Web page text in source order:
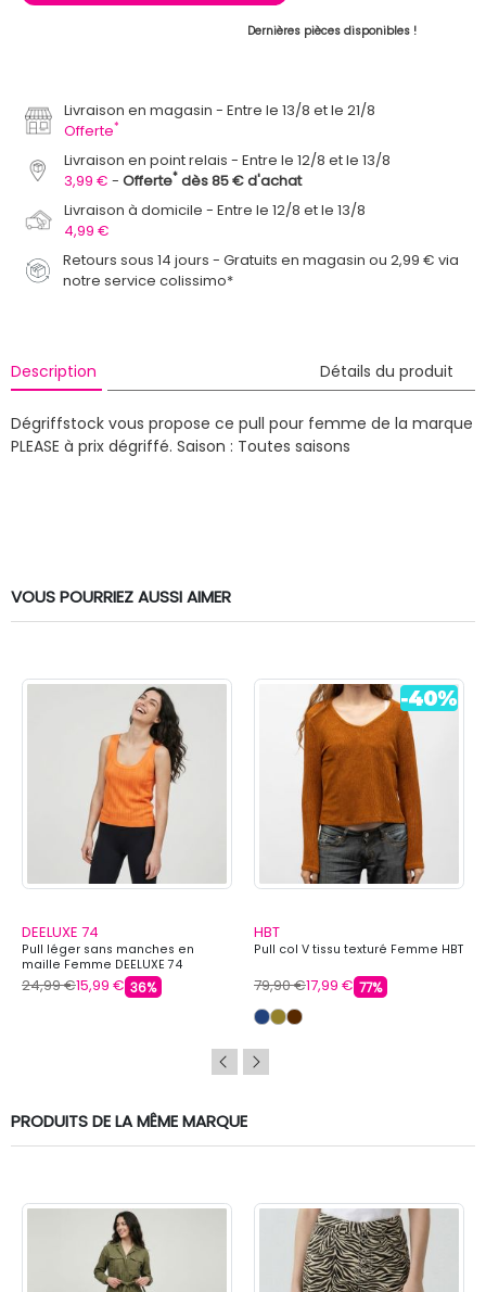
Dernières pièces disponibles !
Livraison en magasin
Entre le 13/8 et le 21/8
Offerte*
Livraison en point relais
Entre le 12/8 et le 13/8
3,99 €
Offerte* dès 85 € d'achat
Livraison à domicile
Entre le 12/8 et le 13/8
4,99 €
Retours sous 14 jours - Gratuits en magasin ou 2,99 € via
notre service colissimo*
Description Détails du produit
Dégriffstock vous propose ce pull pour femme de la marque
PLEASE à prix dégriffé. Saison : Toutes saisons
VOUS POURRIEZ AUSSI AIMER
DEELUXE 74
Pull léger sans manches en
maille Femme DEELUXE 74
24,99 €15,99 € 36%
HBT
Pull col V tissu texturé Femme HBT
79,90 €17,99 € 77%
PRODUITS DE LA MÊME MARQUE